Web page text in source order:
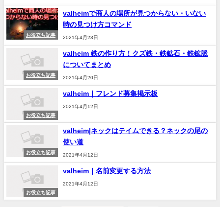
お役立ち記事
valheimで商人の場所が見つからない・いない
時の見つけ方コマンド
2021年4月23日
お役立ち記事
valheim 鉄の作り方！クズ鉄・鉄鉱石・鉄鉱脈
についてまとめ
2021年4月20日
お役立ち記事
valheim｜フレンド募集掲示板
2021年4月12日
お役立ち記事
valheim|ネックはテイムできる？ネックの尾の
使い道
2021年4月12日
お役立ち記事
valheim｜名前変更する方法
2021年4月12日